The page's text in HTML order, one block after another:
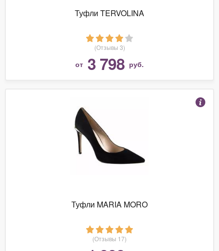
Туфли TERVOLINA
(Отзывы 3)
от 3 798 руб.
Туфли MARIA MORO
(Отзывы 17)